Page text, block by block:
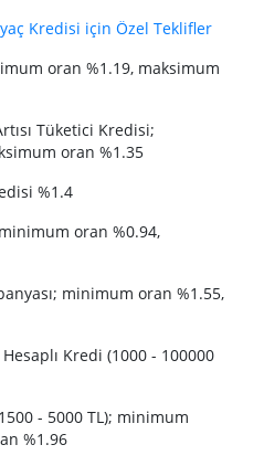
Kredisi için Özel Teklifler
oran %1.19, maksimum
Tüketici Kredisi;
oran %1.35
%1.4
oran %0.94,
minimum oran %1.55,
Kredi (1000 - 100000
- 5000 TL); minimum
%1.96